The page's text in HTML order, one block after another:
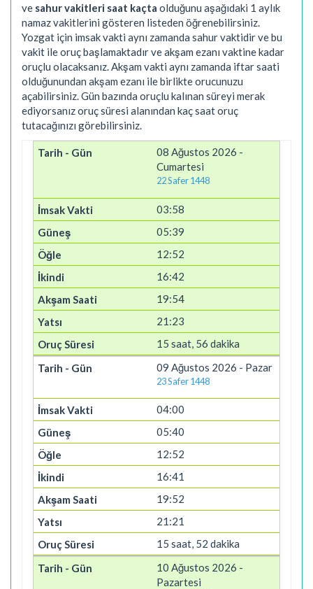
ve sahur vakitleri saat kaçta olduğunu aşağıdaki 1 aylık
namaz vakitlerini gösteren listeden öğrenebilirsiniz.
Yozgat için imsak vakti aynı zamanda sahur vaktidir ve bu
vakit ile oruç başlamaktadır ve akşam ezanı vaktine kadar
oruçlu olacaksanız. Akşam vakti aynı zamanda iftar saati
olduğunundan akşam ezanı ile birlikte orucunuzu
açabilirsiniz. Gün bazında oruçlu kalınan süreyi merak
ediyorsanız oruç süresi alanından kaç saat oruç
tutacağınızı görebilirsiniz.
08 Ağustos 2026 -
Cumartesi
22 Safer 1448
03:58
05:39
12:52
16:42
19:54
21:23
15 saat, 56 dakika
09 Ağustos 2026 - Pazar
23 Safer 1448
04:00
05:40
12:52
16:41
19:52
21:21
15 saat, 52 dakika
10 Ağustos 2026 -
Pazartesi